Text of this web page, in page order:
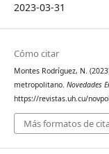
2023-03-31
Cómo citar
Montes Rodríguez, N.
metropolitano. Novedades
https://revistas.uh.cu/
Más formatos de